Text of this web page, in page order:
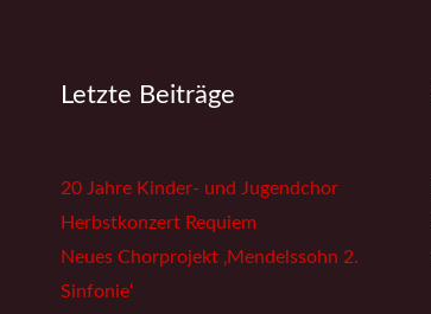
Letzte Beiträge
20 Jahre Kinder- und Jugendchor
Herbstkonzert Requiem
Neues Chorprojekt ‚Mendelssohn 2.
Sinfonie‘